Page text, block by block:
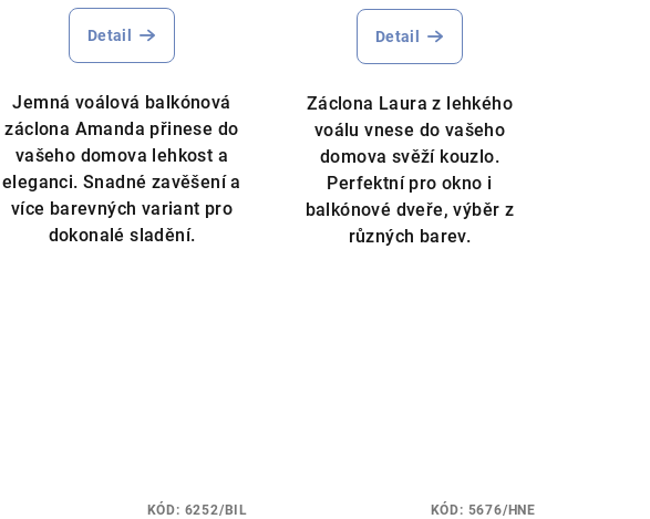
Detail
Jemná voálová balkónová
záclona Amanda přinese do
vašeho domova lehkost a
eleganci. Snadné zavěšení a
více barevných variant pro
dokonalé sladění.
hodnocení
produktu
je
5,0
z
5
hvězdiček.
Detail
Záclona Laura z lehkého
voálu vnese do vašeho
domova svěží kouzlo.
Perfektní pro okno i
balkónové dveře, výběr z
různých barev.
KÓD: 6252/BIL KÓD: 5676/HNE